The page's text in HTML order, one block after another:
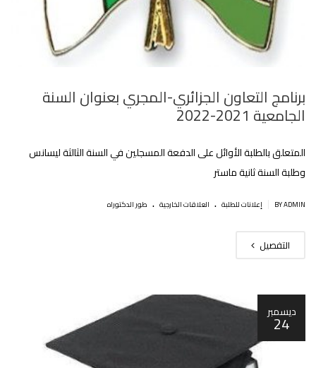
برنامج التعاون الجزائري-المجري بعنوان السنة
الجامعية 2021-2022
المتعلق بالطلبة الأوائل على الدفعة المسجلين في السنة الثالثة ليسانس
وطلبة السنة ثانية ماستر
BY ADMIN إعلانات للطلبة . العلاقات الخارجية . طور الدكتوراه
التفصيل
ديسمبر
24